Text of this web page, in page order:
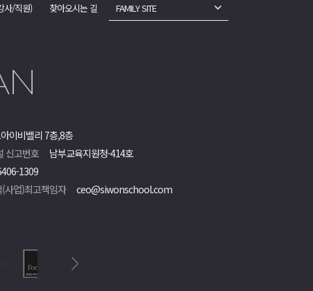
사/직원) 찾아오시는 길 FAMILY SITE
이비밸리 7층,8층
신고번호
남부교육지원청-414호
1309
사업)최고책임자
ceo@siwonschool.com